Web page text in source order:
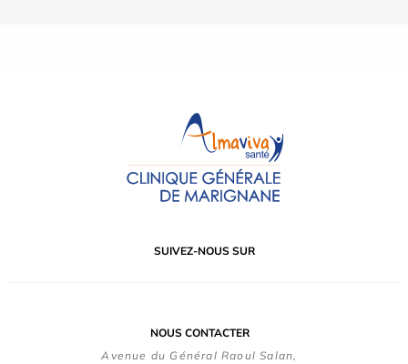
SUIVEZ-NOUS SUR
NOUS CONTACTER
Avenue du Général Raoul Salan,